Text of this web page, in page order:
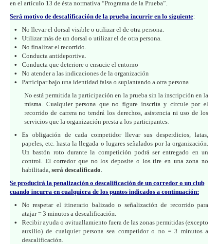
en el artículo 13 de ésta normativa “Programa de la Prueba”.
Será motivo de descalificación de la prueba incurrir en lo siguiente:
No llevar el dorsal visible o utilizar el de otra persona.
Utilizar más de un dorsal o utilizar el de otra persona.
No finalizar el recorrido.
Conducta antideportiva.
Conducta que deteriore o ensucie el entorno
No atender a las indicaciones de la organización
Participar bajo una identidad falsa o suplantando a otra persona.
No está permitida la participación en la prueba sin la inscripción en la
misma. Cualquier persona que no figure inscrita y circule por el
recorrido de carrera no tendrá los derechos, asistencia ni uso de los
servicios que la organización presta a los participantes.
Es obligación de cada competidor llevar sus desperdicios, latas,
papeles, etc. hasta la llegada o lugares señalados por la organización.
Un bastón roto durante la competición podrá ser entregado en un
control. El corredor que no los deposite o los tire en una zona no
habilitada, será descalificado
Se producirá la penalización o descalificación de un corredor o un club
cuando incurra en cualquiera de los puntos indicados a continuación:
No respetar el itinerario balizado o señalización de recorrido para
atajar = 3 minutos a descalificación.
Recibir ayuda o avituallamiento fuera de las zonas permitidas (excepto
auxilio) de cualquier persona sea competidor o no = 3 minutos a
descalificación.